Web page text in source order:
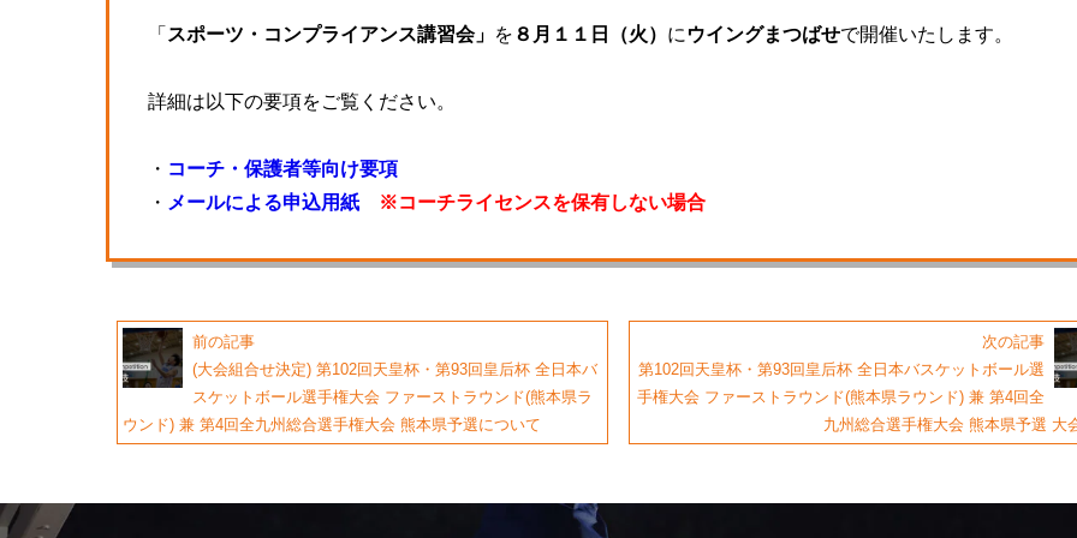
「 スポーツ・コンプライアンス講習会」 を ８月１１日（火） に ウイングまつばせで開催いたします。
詳細は以下の要項をご覧ください。
・ コーチ・保護者等向け要項
・ メールによる申込用紙 ※コーチライセンスを保有しない場合
前の記事
(大会組合せ決定) 第102回天皇杯・第93回皇后杯 全日本バ
スケットボール選手権大会 ファーストラウンド(熊本県ラ
ウンド) 兼 第4回全九州総合選手権大会 熊本県予選について
次の記事
第102回天皇杯・第93回皇后杯 全日本バスケットボール選
手権大会 ファーストラウンド(熊本県ラウンド) 兼 第4回全
九州総合選手権大会 熊本県予選 大